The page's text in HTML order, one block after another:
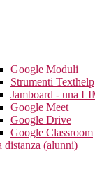
Google Moduli
Strumenti Texthelp
Jamboard - una
Google Meet
Google Drive
Google Classroom
distanza (alunni)